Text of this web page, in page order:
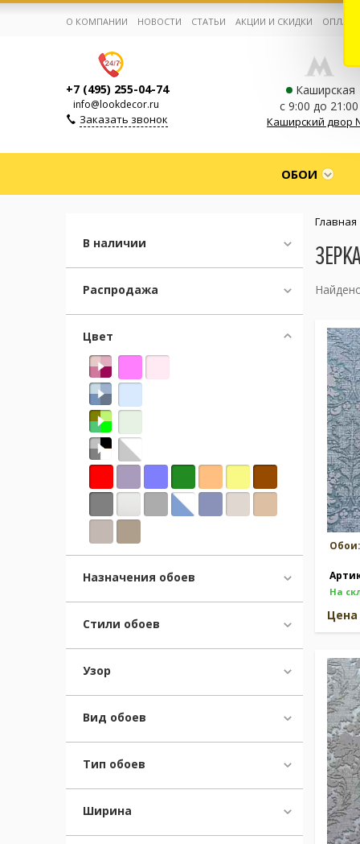
Корзина:0
Избранное:0 товаров
Личный кабинет
Москва (сменить город)
Заказать обратный звонок
О КОМПАНИИ НОВОСТИ СТАТЬИ АКЦИИ И СКИДКИ
+7 (495) 255-04-74
info@lookdecor.ru
Заказать звонок
Каширская
с 9:00 до 21:00
Каширский двор
ОБОИ
В наличии
Распродажа
Цвет
Назначения обоев
Стили обоев
Узор
Вид обоев
Тип обоев
Ширина
Главная
Обои:
На
Цена